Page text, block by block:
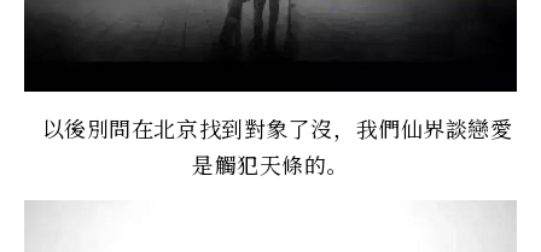
以後別問在北京找到對象了沒，我們仙界談戀愛
是觸犯天條的。